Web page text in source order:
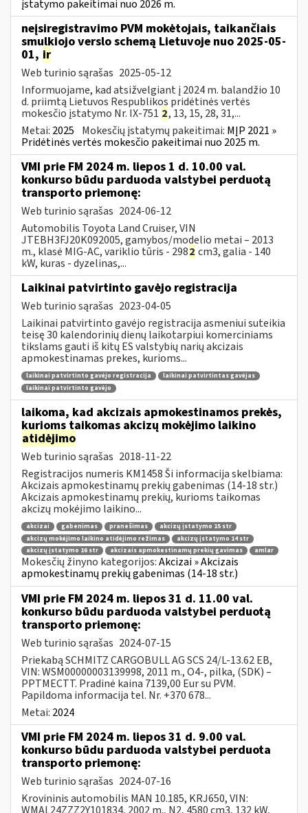
įstatymo pakeitimai nuo 2026 m.
neįsiregistravimo PVM mokėtojais, taikančiais
smulkiojo verslo schemą Lietuvoje nuo 2025-05-
01, ir
Web turinio sąrašas 2025-05-12
Informuojame, kad atsižvelgiant į 2024 m. balandžio 10
d. priimtą Lietuvos Respublikos pridėtinės vertės
mokesčio įstatymo Nr. IX-751 2, 13, 15, 28, 31,...
Metai: 2025 Mokesčių įstatymų pakeitimai: MĮP 2021 »
Pridėtinės vertės mokesčio pakeitimai nuo 2025 m.
VMI prie FM 2024 m. liepos 1 d. 10.00 val.
konkurso būdu parduoda valstybei perduotą
transporto priemonę:
Web turinio sąrašas 2024-06-12
Automobilis Toyota Land Cruiser, VIN
JTEBH3FJ20K092005, gamybos/modelio metai – 2013
m., klasė MIG-AC, variklio tūris - 2982 cm3, galia - 140
kW, kuras - dyzelinas,...
Laikinai patvirtinto gavėjo registracija
Web turinio sąrašas 2023-04-05
Laikinai patvirtinto gavėjo registracija asmeniui suteikia
teisę 30 kalendorinių dienų laikotarpiui komerciniams
tikslams gauti iš kitų ES valstybių narių akcizais
apmokestinamas prekes, kurioms...
laikinai patvirtinto gavėjo registracija
laikinai patvirtintas gavėjas
laikinai patvirtinto gavėjo
laikoma, kad akcizais apmokestinamos prekės,
kurioms taikomas akcizų mokėjimo laikino
atidėjimo
Web turinio sąrašas 2018-11-22
Registracijos numeris KM1458 Ši informacija skelbiama:
Akcizais apmokestinamų prekių gabenimas (14-18 str.)
Akcizais apmokestinamų prekių, kurioms taikomas
akcizų mokėjimo laikino...
akcizai gabenimas pranešimas
akcizų įstatymo 15 str
akcizų mokėjimo laikino atidėjimo režimas
akcizų įstatymo 14 str
akcizų įstatymo 16 str
akcizais apmokestinamų prekių gavimas amlar
Mokesčių žinyno kategorijos:Akcizai » Akcizais
apmokestinamų prekių gabenimas (14-18 str.)
VMI prie FM 2024 m. liepos 31 d. 11.00 val.
konkurso būdu parduoda valstybei perduotą
transporto priemonę:
Web turinio sąrašas 2024-07-15
Priekabą SCHMITZ CARGOBULL AG SCS 24/L-13.62 EB,
VIN: WSM00000003139998, 2011 m., O4-, pilka, (SDK) –
PPTMECTT. Pradinė kaina 7139,00 Eur su PVM.
Papildoma informacija tel. Nr. +370 678...
Metai: 2024
VMI prie FM 2024 m. liepos 31 d. 9.00 val.
konkurso būdu parduoda valstybei perduota
transporto priemonę:
Web turinio sąrašas 2024-07-16
Krovininis automobilis MAN 10.185, KRJ650, VIN:
WMAL24ZZZ2Y101834, 2002 m., N2, 4580 cm3, 132 kW,